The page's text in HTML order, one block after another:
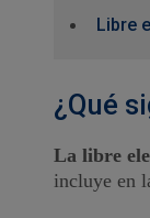
Libre
¿Qué
La libre
incluye en